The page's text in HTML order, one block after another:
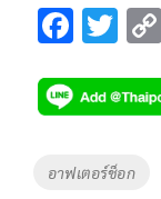
F
e
b
o
T
tt
er
Tags
อาฟเตอร์ช็อก